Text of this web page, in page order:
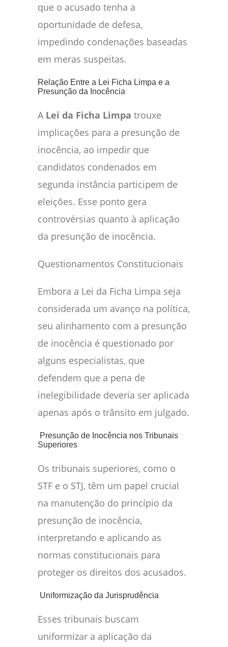
que o acusado tenha a
oportunidade de defesa,
impedindo condenações baseadas
em meras suspeitas.
Relação Entre a Lei Ficha Limpa e a
Presunção da Inocência
A Lei da Ficha Limpa trouxe
implicações para a presunção de
inocência, ao impedir que
candidatos condenados em
segunda instância participem de
eleições. Esse ponto gera
controvérsias quanto à aplicação
da presunção de inocência.
Questionamentos Constitucionais
Embora a Lei da Ficha Limpa seja
considerada um avanço na política,
seu alinhamento com a presunção
de inocência é questionado por
alguns especialistas, que
defendem que a pena de
inelegibilidade deveria ser aplicada
apenas após o trânsito em julgado.
Presunção de Inocência nos Tribunais
Superiores
Os tribunais superiores, como o
STF e o STJ, têm um papel crucial
na manutenção do princípio da
presunção de inocência,
interpretando e aplicando as
normas constitucionais para
proteger os direitos dos acusados.
Uniformização da Jurisprudência
Esses tribunais buscam
uniformizar a aplicação da